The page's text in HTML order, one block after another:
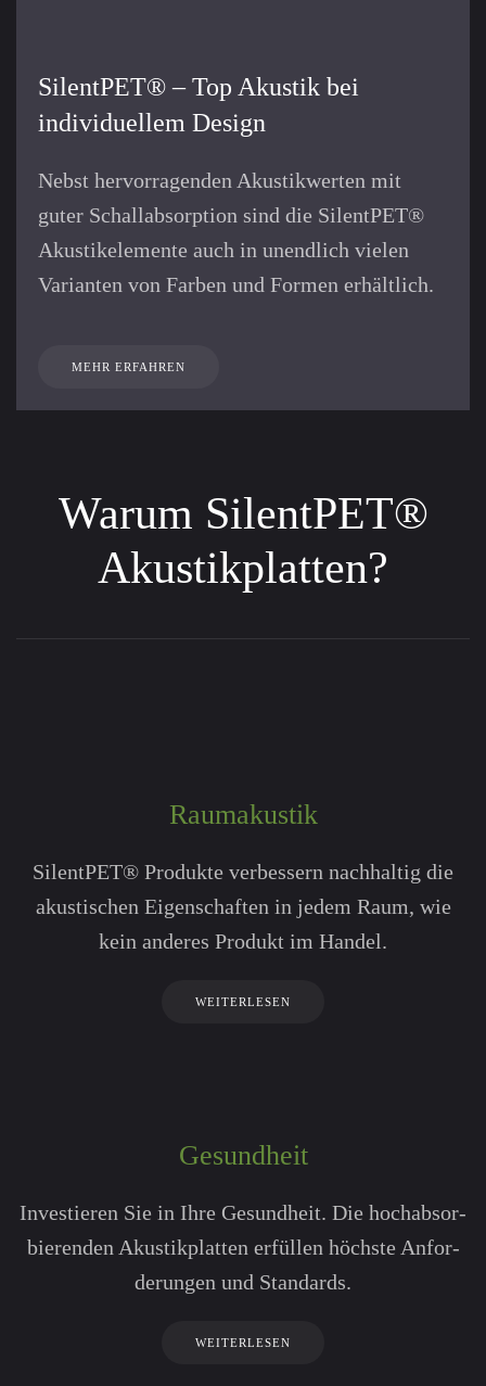
SilentPET® – Top Akustik bei
individuellem Design
Nebst hervorragenden Akustik­werten mit
guter Schall­absorption sind die SilentPET®
Akustik­elemente auch in unendlich vielen
Varianten von Farben und Formen erhältlich.
MEHR ERFAHREN
Warum SilentPET®
Akustikplatten?
Raumakustik
SilentPET® Produkte verbessern nachhaltig die
akustischen Eigen­schaften in jedem Raum, wie
kein anderes Produkt im Handel.
WEITERLESEN
Gesundheit
Investieren Sie in Ihre Gesundheit. Die hoch­absor­
bierenden Akustik­platten erfüllen höchste An­for­
derungen und Standards.
WEITERLESEN